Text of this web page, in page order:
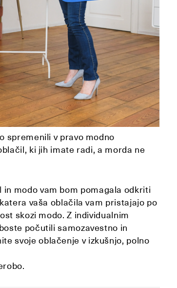
spremenili v pravo modno
ki jih imate radi, a morda ne
modo vam bom pomagala odkriti
vaša oblačila vam pristajajo po
skozi modo. Z individualnim
počutili samozavestno in
svoje oblačenje v izkušnjo, polno